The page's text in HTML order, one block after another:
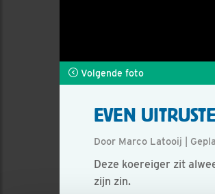
Volgende foto
EVEN
Door Marco Latooij |
Deze koereiger zit
zijn zin.